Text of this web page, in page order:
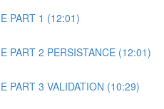
PART 1 (12:01)
PART 2 PERSISTANCE (12:01)
PART 3 VALIDATION (10:29)